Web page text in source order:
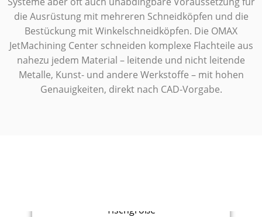
die Ausrüstung mit mehreren Schneidköpfen und die
Bestückung mit Winkelschneidköpfen. Die OMAX
JetMachining Center schneiden komplexe Flachteile aus
nahezu jedem Material – leitende und nicht leitende
Metalle, Kunst- und andere Werkstoffe – mit hohen
Genauigkeiten, direkt nach CAD-Vorgabe.
Tischgröße